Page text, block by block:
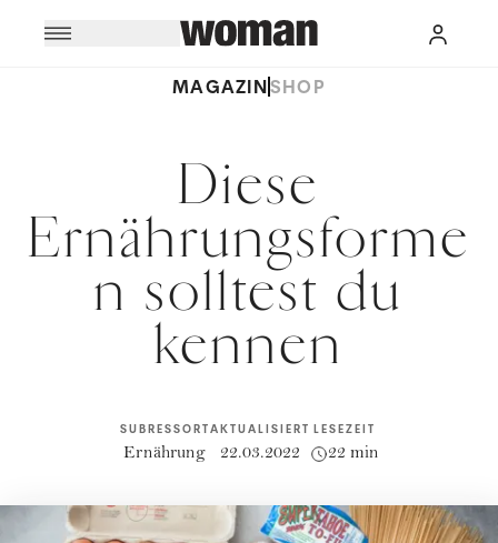
MAGAZINSHOP
Diese
Ernährungsforme
n solltest du
kennen
SUBRESSORT
Ernährung
AKTUALISIERT
22.03.2022
LESEZEIT
22 min